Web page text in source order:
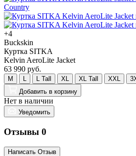
+4
Buckskin
Куртка SITKA
Kelvin AeroLite Jacket
63 990 руб.
M L L Tall XL XL Tall XXL
Добавить в корзину
Нет в наличии
Уведомить
Отзывы 0